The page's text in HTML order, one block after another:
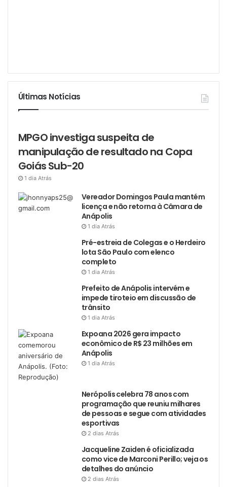
Últimas Notícias
MPGO investiga suspeita de
manipulação de resultado na Copa
Goiás Sub-20
1 dia Atrás
Vereador Domingos Paula mantém
licença e não retorna à Câmara de
Anápolis
1 dia Atrás
Pré-estreia de Colegas e o Herdeiro
lota São Paulo com elenco
completo
1 dia Atrás
Prefeito de Anápolis intervém e
impede tiroteio em discussão de
trânsito
1 dia Atrás
Expoana 2026 gera impacto
econômico de R$ 23 milhões em
Anápolis
1 dia Atrás
Nerópolis celebra 78 anos com
programação que reuniu milhares
de pessoas e segue com atividades
esportivas
2 dias Atrás
Jacqueline Zaiden é oficializada
como vice de Marconi Perillo; veja os
detalhes do anúncio
2 dias Atrás